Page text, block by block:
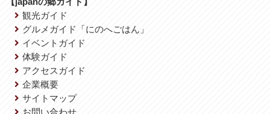
観光ガイド
グルメガイド「にのへごはん」
イベントガイド
体験ガイド
アクセスガイド
企業概要
サイトマップ
お問い合わせ